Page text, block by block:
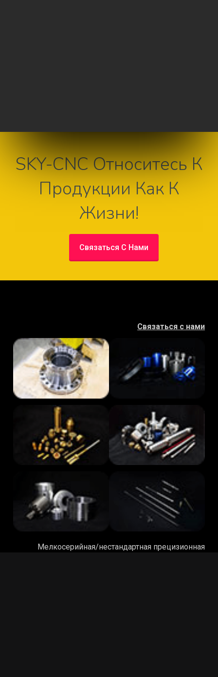
SKY-CNC Относитесь К
Продукции Как К
Жизни!
Связаться С Нами
Связаться с нами
Мелкосерийная/нестандартная прецизионная